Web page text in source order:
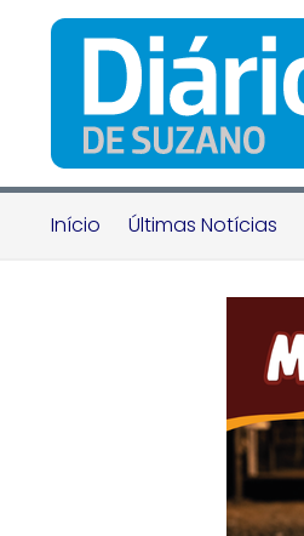
Início Últimas Notícias